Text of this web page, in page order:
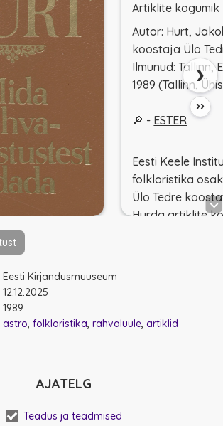
Artiklite kogumik
Autor: Hurt,
koostaja Ülo
Ilmunud: Tallinn,
1989 (Tallinn,
🔎 - ESTER
Eesti Keele
folkloristika
Ülo Tedre
Hurda artiklite
aastatest 1871-
››
›
Eesti Kirjandusmuuseum
12.12.2025
1989
astro folkloristika rahvaluule artiklid
AJATELG
Teadus ja teadmised